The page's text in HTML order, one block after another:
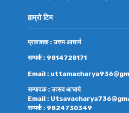
हाम्रो टिम
प्रकाशक : उत्तम आचार्य
सम्पर्क : 9814728171
Email :
सम्पादक : उत्सव आचार्य
Email :
सम्पर्क : 9824730349